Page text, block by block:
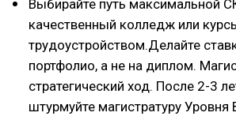
Выбирайте путь максимальной
качественный колледж или
трудоустройством.Делайте
портфолио, а не на диплом.
стратегический ход. После 2-3
штурмуйте магистратуру Уровня